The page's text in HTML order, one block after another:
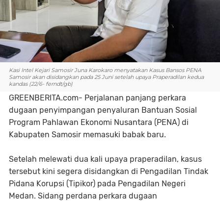
Kasi Intel Kejari Samosir Juna Karokaro menyatakan Kasus Bansos PENA
Samosir akan disidangkan pada 25 Juni setelah upaya Praperadilan kedua
kandas (22/6- ferndt/gb)
GREENBERITA.com- Perjalanan panjang perkara
dugaan penyimpangan penyaluran Bantuan Sosial
Program Pahlawan Ekonomi Nusantara (PENA) di
Kabupaten Samosir memasuki babak baru.
Setelah melewati dua kali upaya praperadilan, kasus
tersebut kini segera disidangkan di Pengadilan Tindak
Pidana Korupsi (Tipikor) pada Pengadilan Negeri
Medan. Sidang perdana perkara dugaan